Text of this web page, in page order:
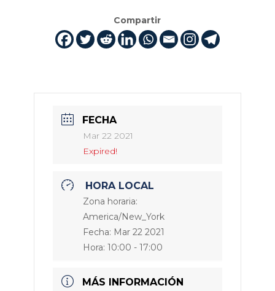
Compartir
FECHA
Mar 22 2021
Expired!
HORA LOCAL
Zona horaria:
America/New_York
Fecha: Mar 22 2021
Hora: 10:00 - 17:00
MÁS INFORMACIÓN